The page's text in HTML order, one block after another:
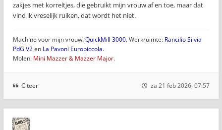
zakjes met korreltjes, die gebruikt mijn vrouw af en toe, maar dat
vind ik vreselijk ruiken, dat wordt het niet.
Machine voor mijn vrouw:QuickMill 3000. Werkruimte: Rancilio Silvia
PdG V2en La Pavoni Europiccola.
Molen: Mini Mazzer & Mazzer Major.
Citeer za 21 feb 2026, 07:57